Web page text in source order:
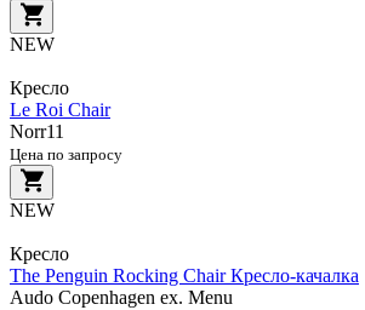
NEW
Кресло
Le Roi Chair
Norr11
Цена по запросу
NEW
Кресло
The Penguin Rocking Chair Кресло-качалка
Audo Copenhagen ex. Menu